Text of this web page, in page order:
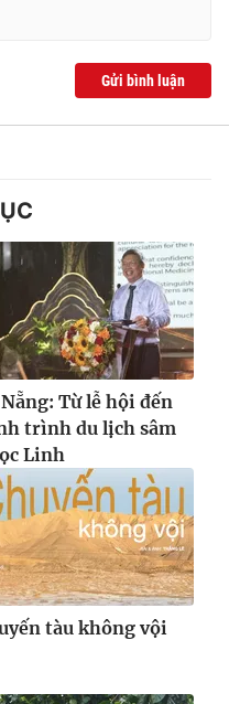
Gửi bình luận
Từ lễ hội đến
trình du lịch sâm
Linh
tàu không vội